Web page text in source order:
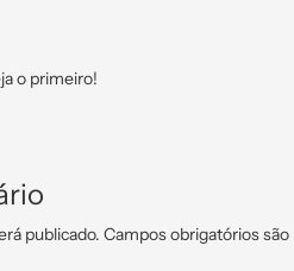
o primeiro!
publicado. Campos obrigatórios são